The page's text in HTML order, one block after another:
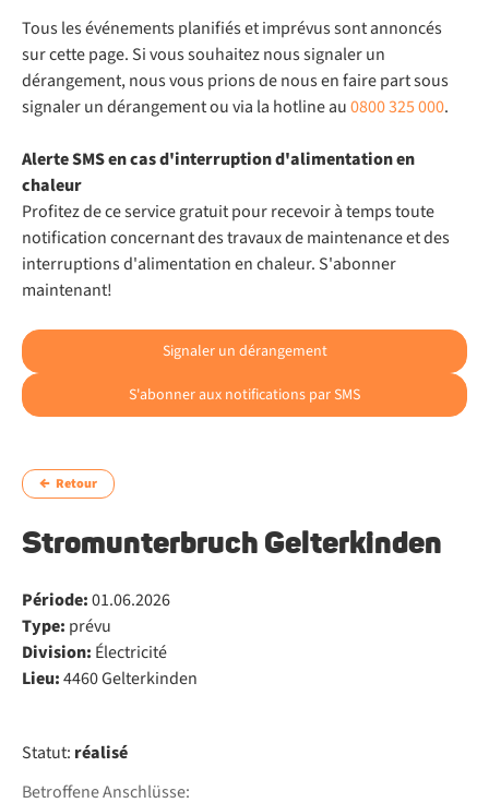
Tous les événements planifiés et imprévus sont annoncés
sur cette page. Si vous souhaitez nous signaler un
dérangement, nous vous prions de nous en faire part sous
signaler un dérangement ou via la hotline au0800 325 000.
Alerte SMS en cas d'interruption d'alimentation en
chaleur
Profitez de ce service gratuit pour recevoir à temps toute
notification concernant des travaux de maintenance et des
interruptions d'alimentation en chaleur. S'abonner
maintenant!
Signaler un dérangement
S'abonner aux notifications par SMS
Retour
Stromunterbruch Gelterkinden
Période:01.06.2026
Type: prévu
Division: Électricité
Lieu:4460 Gelterkinden
Statut: réalisé
Betroffene Anschlüsse: